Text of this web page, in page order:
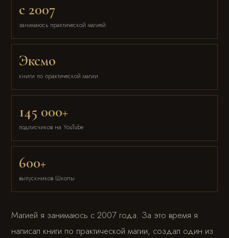
с 2007
занимаюсь практической магией
Эксмо
книги по практической магии
145 000+
подписчиков на YouTube
600+
выпускников Школы
Магией я занимаюсь с 2007 года. За это время я
написал книги по практической магии, создал один из